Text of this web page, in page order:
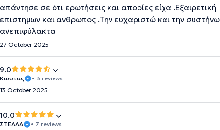
απάντησε σε ότι ερωτήσεις και απορίες είχα .Εξαιρετική
επιστημων και ανθρωπος .Την ευχαριστώ και την συστήνω
ανεπιφύλακτα
27 October 2025
9.0
Κωστας
• 3 reviews
13 October 2025
10.0
ΣΤΕΛΛΑ • 7 reviews